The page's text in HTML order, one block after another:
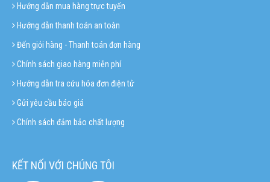
Hướng dẫn mua hàng trực tuyến
Hướng dẫn thanh toán an toàn
Đến giỏi hàng - Thanh toán đơn hàng
Chính sách giao hàng miễn phí
Hướng dẫn tra cứu hóa đơn điện tử
Gửi yêu cầu báo giá
Chính sách đảm bảo chất lượng
KẾT NỐI VỚI CHÚNG TÔI